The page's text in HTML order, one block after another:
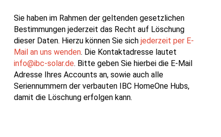
Sie haben im Rahmen der geltenden gesetzlichen
Bestimmungen jederzeit das Recht auf Löschung
dieser Daten. Hierzu können Sie sich jederzeit per E-
Mail an uns wenden. Die Kontaktadresse lautet
info@ibc-solar.de. Bitte geben Sie hierbei die E-Mail
Adresse Ihres Accounts an, sowie auch alle
Seriennummern der verbauten IBC HomeOne Hubs,
damit die Löschung erfolgen kann.